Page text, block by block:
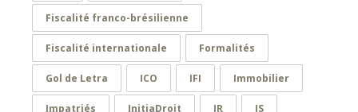
Fiscalité franco-brésilienne
Fiscalité internationale Formalités
Gol de Letra ICO IFI Immobilier
Impatriés InitiaDroit IR IS